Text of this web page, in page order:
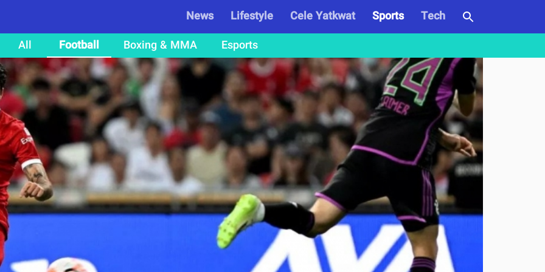
News Lifestyle Cele Yatkwat Sports
Tech
All
Football Boxing & MMA Esports